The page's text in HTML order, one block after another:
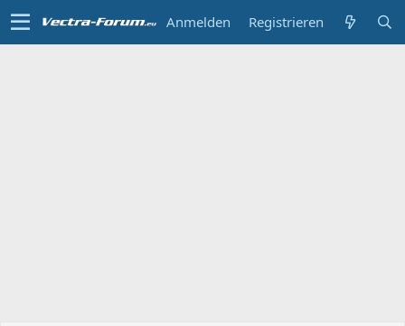
Anmelden Registrieren